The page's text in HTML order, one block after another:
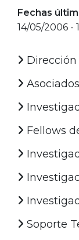
Fechas
14/05/2006 -
Fellows
Soporte